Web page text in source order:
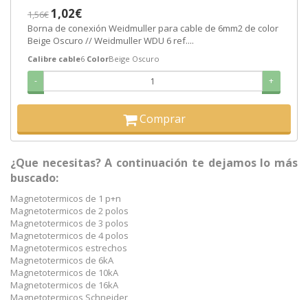
1,56€1,02€
Borna de conexión Weidmuller para cable de 6mm2 de color
Beige Oscuro // Weidmuller WDU 6 ref....
Calibre cable6 ColorBeige Oscuro
- +
Comprar
¿Que necesitas? A continuación te dejamos lo más
buscado:
Magnetotermicos de 1 p+n
Magnetotermicos de 2 polos
Magnetotermicos de 3 polos
Magnetotermicos de 4 polos
Magnetotermicos estrechos
Magnetotermicos de 6kA
Magnetotermicos de 10kA
Magnetotermicos de 16kA
Magnetotermicos Schneider